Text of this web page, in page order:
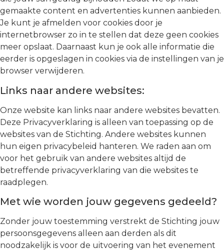
gemaakte content en advertenties kunnen aanbieden.
Je kunt je afmelden voor cookies door je
internetbrowser zo in te stellen dat deze geen cookies
meer opslaat. Daarnaast kun je ook alle informatie die
eerder is opgeslagen in cookies via de instellingen van je
browser verwijderen.
Links naar andere websites:
Onze website kan links naar andere websites bevatten.
Deze Privacyverklaring is alleen van toepassing op de
websites van de Stichting. Andere websites kunnen
hun eigen privacybeleid hanteren. We raden aan om
voor het gebruik van andere websites altijd de
betreffende privacyverklaring van die websites te
raadplegen.
Met wie worden jouw gegevens gedeeld?
Zonder jouw toestemming verstrekt de Stichting jouw
persoonsgegevens alleen aan derden als dit
noodzakelijk is voor de uitvoering van het evenement